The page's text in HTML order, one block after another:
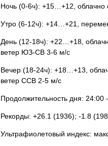
Ночь (0-6ч): +15…+12,
Утро (6-12ч): +14…+21,
День (12-18ч): +22…+18,
ветер ЮЗ-СВ 3-6 м/с
Вечер (18-24ч): +18…+13,
ветер ССВ 2-5 м/с
Продолжительность дня: 24:00
Рекорды: +26.1 (1936); -1.8
Ультрафиолетовый индекс: